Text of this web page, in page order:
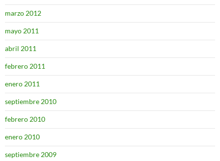
marzo 2012
mayo 2011
abril 2011
febrero 2011
enero 2011
septiembre 2010
febrero 2010
enero 2010
septiembre 2009